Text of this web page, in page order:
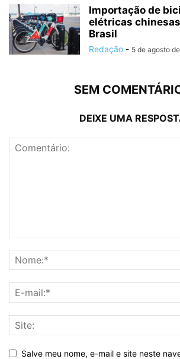
Importação de
elétricas
Brasil
Redação - 5 de agosto
SEM
DEIXE UMA
Salve meu nome, e-mail e site neste